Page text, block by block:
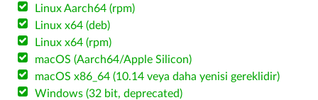
Linux Aarch64 (rpm)
Linux x64 (deb)
Linux x64 (rpm)
macOS (Aarch64/Apple Silicon)
macOS x86_64 (10.14 veya daha yenisi gereklidir)
Windows (32 bit, deprecated)